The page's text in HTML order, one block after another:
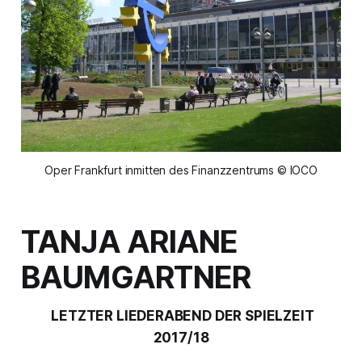
Oper Frankfurt inmitten des Finanzzentrums © IOCO
TANJA ARIANE
BAUMGARTNER
LETZTER LIEDERABEND DER SPIELZEIT
2017/18